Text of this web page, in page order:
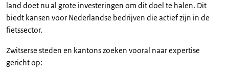
land doet nu al grote investeringen om dit doel te halen. Dit
biedt kansen voor Nederlandse bedrijven die actief zijn in de
fietssector.
Zwitserse steden en kantons zoeken vooral naar expertise
gericht op: